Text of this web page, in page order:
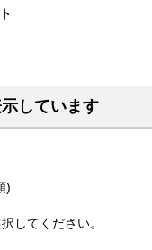
しています
)
してください。